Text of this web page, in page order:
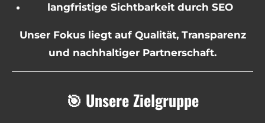
langfristige Sichtbarkeit durch SEO
Unser Fokus liegt auf Qualität, Transparenz
und nachhaltiger Partnerschaft.
🎯 Unsere Zielgruppe